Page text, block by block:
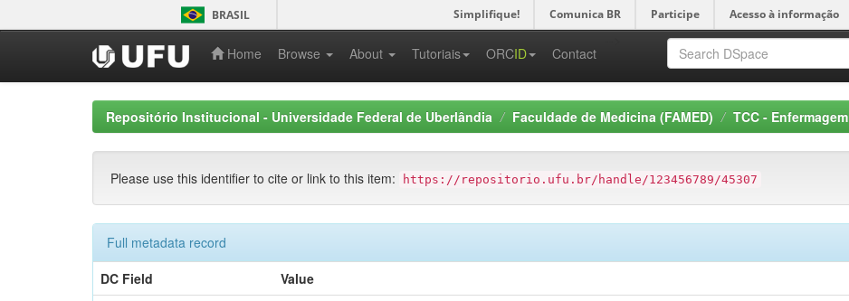
navigation
BRASIL Simplifique! Comunica BR Participe Acesso à informação
Home Browse About Tutoriais ORCID Contact
Repositório Institucional - Universidade Federal de Uberlândia Faculdade de Medicina (FAMED) TCC - Enfermagem
Please use this identifier to cite or link to this item: https://repositorio.ufu.br/handle/123456789/45307
Full metadata record
DC Field
Value